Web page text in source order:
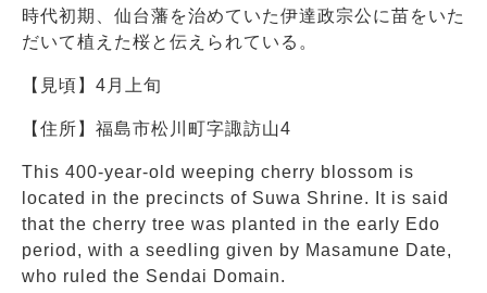
時代初期、仙台藩を治めていた伊達政宗公に苗をいた
だいて植えた桜と伝えられている。
【見頃】4月上旬
【住所】福島市松川町字諏訪山4
This 400-year-old weeping cherry blossom is
located in the precincts of Suwa Shrine. It is said
that the cherry tree was planted in the early Edo
period, with a seedling given by Masamune Date,
who ruled the Sendai Domain.